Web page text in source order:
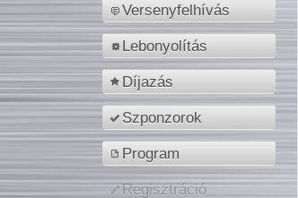
Versenyfelhívás
Lebonyolítás
Díjazás
Szponzorok
Program
Regisztráció